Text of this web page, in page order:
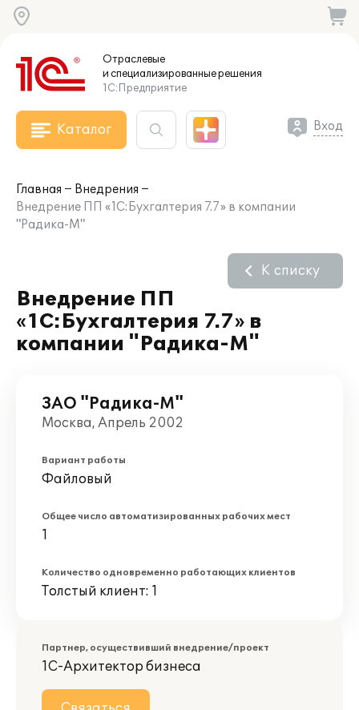
Отраслевые
и специализированныерешения
1С:Предприятие
Каталог Вход
Главная
Внедрения
Внедрение ПП «1С:Бухгалтерия 7.7» в компании
"Радика-М"
Внедрение ПП
«1С:Бухгалтерия 7.7» в
компании "Радика-М"
К списку
ЗАО "Радика-М"
Москва, Апрель 2002
Вариант работы
Файловый
Общее число автоматизированных рабочих мест
1
Количество одновременно работающих клиентов
Толстый клиент: 1
Партнер, осуществивший внедрение/проект
1С-Архитектор бизнеса